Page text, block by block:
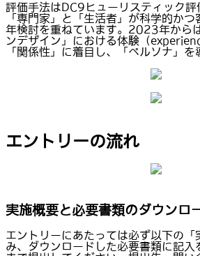
評価手法はDC9ヒューリスティック評
「専門家」と「生活者」が科学的か
年検討を重ねています。2023年から
ンデザイン」における体験（
「関係性」に着目し、「ペルソナ」を
エントリーの流れ
実施概要と必要書類のダウンロ
エントリーにあたっては必ず以下の「
み、ダウンロードした必要書類に記入